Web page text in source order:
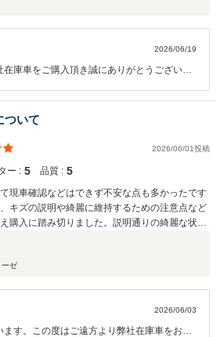
2026/06/19
在庫車をご購入頂き誠にありがとうございま
もお気軽にご連絡下さい。この度は誠にあ
ついて
2026/06/01投稿
ー : 5 品質 : 5
現車確認などはできず不安な点も多かったです
キズの説明や綺麗に維持するための注意点など
購入に踏み切りました。説明通りの綺麗な状態
納車後も質問に対して素早く対応して頂けるの
せて頂きたいと思いました
ーゼ
2026/06/03
ます。この度はご遠方より弊社在庫車をお選